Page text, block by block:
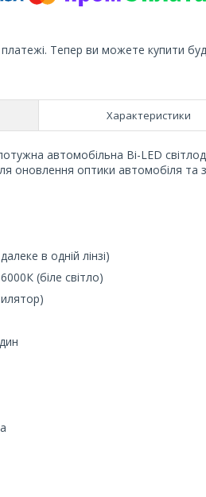
платежі. Тепер ви можете купити
Характеристики
автомобільна Bi-LED
оновлення оптики автомобіля та
в одній лінзі)
(біле світло)